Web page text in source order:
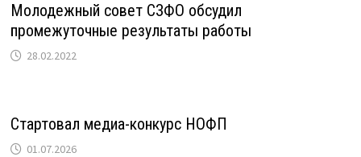
Молодежный совет СЗФО обсудил
промежуточные результаты работы
28.02.2022
Стартовал медиа-конкурс НОФП
01.07.2026